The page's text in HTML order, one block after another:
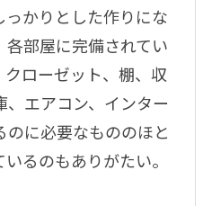
かりとした作りにな
各部屋に完備されてい
ローゼット、棚、収
エアコン、インター
に必要なもののほと
るのもありがたい。